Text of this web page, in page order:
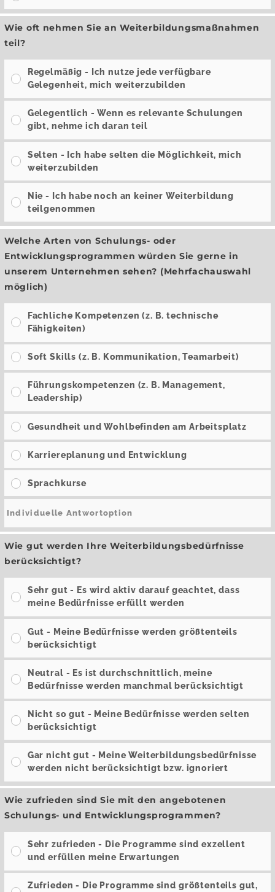
Wie oft nehmen Sie an Weiterbildungsmaßnahmen
teil?
Regelmäßig - Ich nutze jede verfügbare
Gelegenheit, mich weiterzubilden
Gelegentlich - Wenn es relevante Schulungen
gibt, nehme ich daran teil
Selten - Ich habe selten die Möglichkeit, mich
weiterzubilden
Nie - Ich habe noch an keiner Weiterbildung
teilgenommen
Welche Arten von Schulungs- oder
Entwicklungsprogrammen würden Sie gerne in
unserem Unternehmen sehen? (Mehrfachauswahl
möglich)
Fachliche Kompetenzen (z. B. technische
Fähigkeiten)
Soft Skills (z. B. Kommunikation, Teamarbeit)
Führungskompetenzen (z. B. Management,
Leadership)
Gesundheit und Wohlbefinden am Arbeitsplatz
Karriereplanung und Entwicklung
Sprachkurse
Wie gut werden Ihre Weiterbildungsbedürfnisse
berücksichtigt?
Sehr gut - Es wird aktiv darauf geachtet, dass
meine Bedürfnisse erfüllt werden
Gut - Meine Bedürfnisse werden größtenteils
berücksichtigt
Neutral - Es ist durchschnittlich, meine
Bedürfnisse werden manchmal berücksichtigt
Nicht so gut - Meine Bedürfnisse werden selten
berücksichtigt
Gar nicht gut - Meine Weiterbildungsbedürfnisse
werden nicht berücksichtigt bzw. ignoriert
Wie zufrieden sind Sie mit den angebotenen
Schulungs- und Entwicklungsprogrammen?
Sehr zufrieden - Die Programme sind exzellent
und erfüllen meine Erwartungen
Zufrieden - Die Programme sind größtenteils gut,